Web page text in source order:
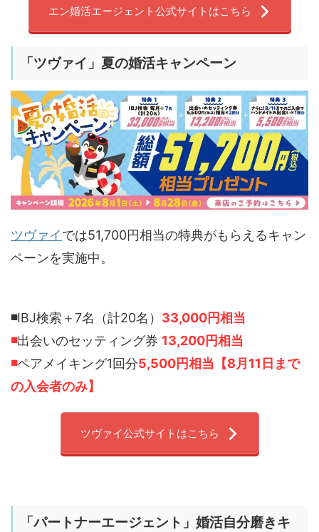
エン婚活エージェント公式サイトはこちら
「ツヴァイ」夏の婚活キャンペーン
ツヴァイでは51,700円相当の特典がもらえるキャン
ペーンを実施中。
◾️IBJ検索＋7名（計20名） 33,000円相当
◾️出会いのセッティング券 13,200円相当
◾️ペアメイキング1回分5,500円相当【8月11日まで
の入会者のみ】
ツヴァイ公式サイトはこちら
「パートナーエージェント 」婚活自分磨きキ